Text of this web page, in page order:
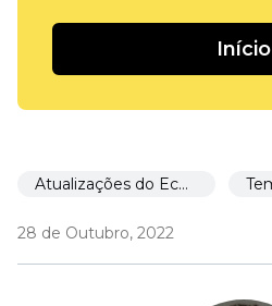
Início
Atualizações do Ecwid
28 de Outubro, 2022